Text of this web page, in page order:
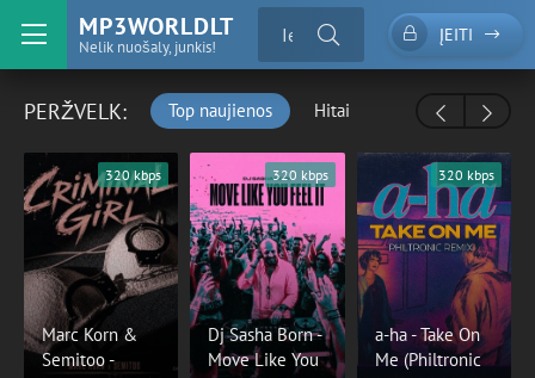
MP3WORLDLT
Nelik nuošaly, junkis!
ĮEITI
PERŽVELK: Top naujienos Hitai
Marc Korn &
Semitoo -
320 kbps
Dj Sasha Born -
Move Like You
320 kbps
a-ha - Take On
Me (Philtronic
320 kbps